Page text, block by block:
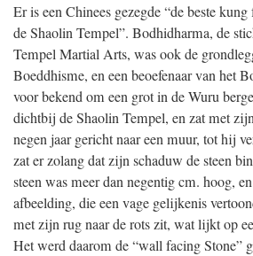
Er is een Chinees gezegde “de beste
de Shaolin Tempel”. Bodhidharma, de
Tempel Martial Arts, was ook de
Boeddhisme, en een beoefenaar van het
voor bekend om een grot in de Wuru
dichtbij de Shaolin Tempel, en zat met
negen jaar gericht naar een muur, tot hij
zat er zolang dat zijn schaduw de steen
steen was meer dan negentig cm. hoog,
afbeelding, die een vage gelijkenis
met zijn rug naar de rots zit, wat lijkt op
Het werd daarom de “wall facing Stone”